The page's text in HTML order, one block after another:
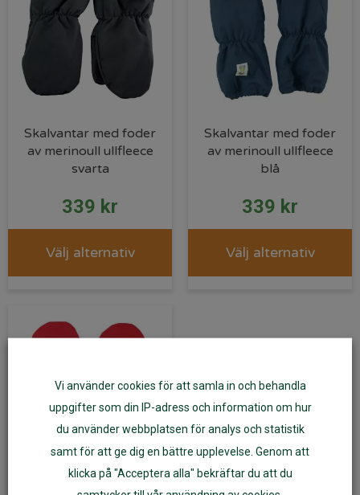
Skalvantar med foder
av merinoull ullfleece
svarta
339 kr
Välj alternativ
Skalvantar med foder
av merinoull ullfleece
blå
339 kr
Välj alternativ
Skalvantar med foder
Vi använder cookies för att samla in och behandla
uppgifter som din IP-adress och information om hur
du använder webbplatsen för analys och statistik
samt för att ge dig en bättre upplevelse. Genom att
klicka på "Acceptera alla" bekräftar du att du